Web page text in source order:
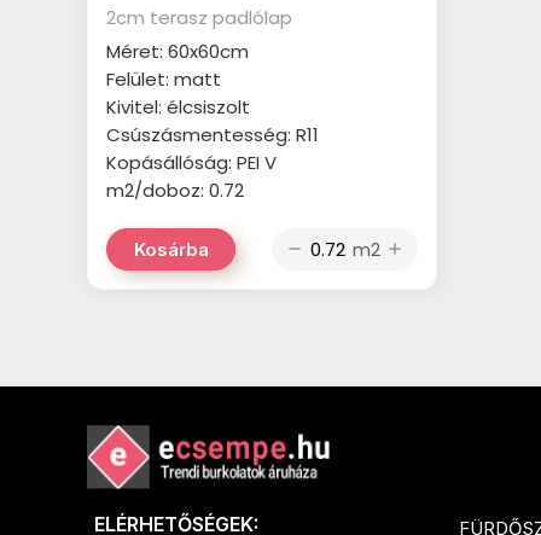
2cm terasz padlólap
Méret: 60x60cm
Felület: matt
Kivitel: élcsiszolt
Csúszásmentesség: R11
Kopásállóság: PEI V
m2/doboz: 0.72
Kosárba remove m2 add
ELÉRHETŐSÉGEK: